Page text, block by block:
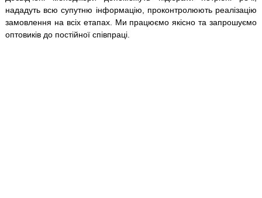
нададуть всю супутню інформацію, проконтролюють реалізацію
замовлення на всіх етапах. Ми працюємо якісно та запрошуємо
оптовиків до постійної співпраці.